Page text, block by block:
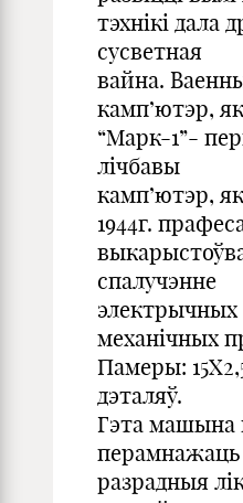
тэхнікі дала
сусветная
вайна.
камп’ютэр,
“Марк-1”-
лічбавы
камп’ютэр,
1944г.
спалучэнне
электрычных
механічных
Памеры:
дэталяў.
Гэта машына
перамнажаць
разрадныя